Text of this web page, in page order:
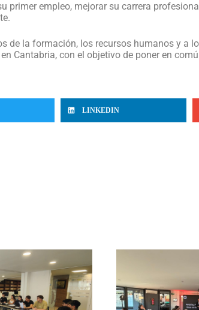
primer empleo, mejorar su carrera
de la formación, los recursos humanos y a
Cantabria, con el objetivo de poner en
LINKEDIN